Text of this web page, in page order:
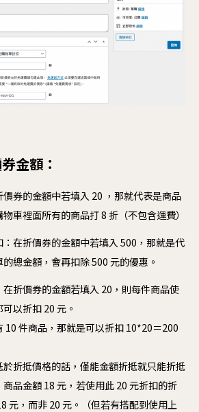
金額：
券的金額中若填入 20 ，那就代表是商品
車裡面所有的商品打 8 折（不包含運費）
在折價券的金額中若填入 500，那就是代
總金額，會再扣除 500 元的優惠。
折價券的金額若填入 20，則每件商品使
以折扣 20 元。
10 件商品，那就是可以折扣 10*20＝200
折抵價格的話，僅能金額折抵就只能折抵
品金額 18 元，若使用此 20 元折扣的折
元，而非 20 元。（但若有搭配到使用上